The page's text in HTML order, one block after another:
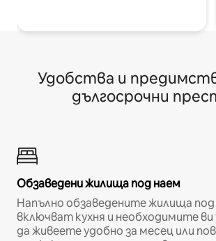
Удобства и
дългосрочни
Обзаведени жилища под наем
Напълно обзаведените жилища
включват кухня и необходимите ви
да живеете удобно за месец или